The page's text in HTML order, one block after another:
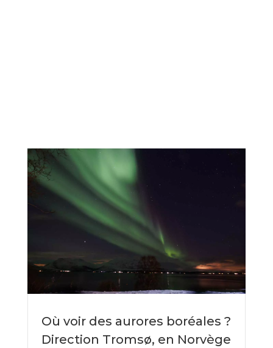
Où voir des aurores boréales ?
Direction Tromsø, en Norvège